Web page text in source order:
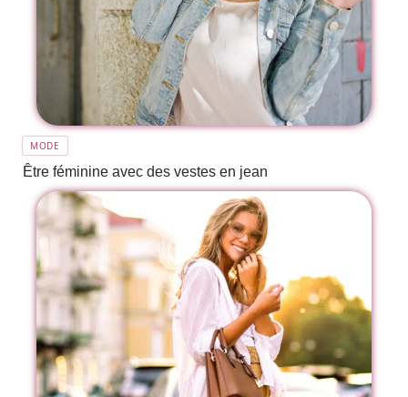
MODE
Être féminine avec des vestes en jean